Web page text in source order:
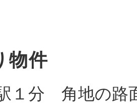
物件
１分 角地の路